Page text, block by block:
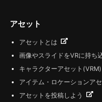
アセット
アセットとは
画像やスライドをVRに持ち
キャラクターアセット
アイテム・ロケーションア
アセットを投稿しよう